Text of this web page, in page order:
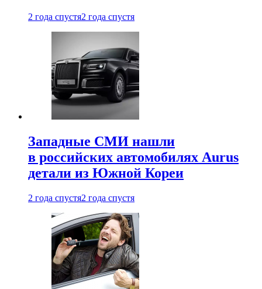
2 года спустя2 года спустя
Западные СМИ нашли
в российских автомобилях Aurus
детали из Южной Кореи
2 года спустя2 года спустя